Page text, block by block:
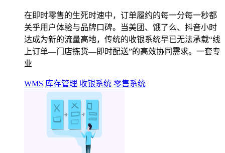
在即时零售的生死时速中，订单履约的每一分每一秒都
关乎用户体验与品牌口碑。当美团、饿了么、抖音小时
达成为新的流量高地，传统的收银系统早已无法承载“线
上订单—门店拣货—即时配送”的高效协同需求。一套专
业
WMS 库存管理 收银系统 零售系统